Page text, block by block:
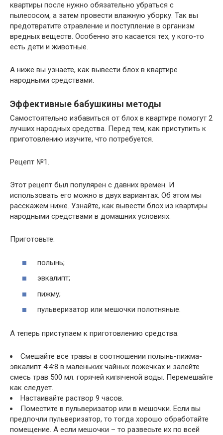
квартиры после нужно обязательно убраться с
пылесосом, а затем провести влажную уборку. Так вы
предотвратите отравление и поступление в организм
вредных веществ. Особенно это касается тех, у кого-то
есть дети и животные.
А ниже вы узнаете, как вывести блох в квартире
народными средствами.
Эффективные бабушкины методы
Самостоятельно избавиться от блох в квартире помогут 2
лучших народных средства. Перед тем, как приступить к
приготовлению изучите, что потребуется.
Рецепт №1.
Этот рецепт был популярен с давних времен. И
использовать его можно в двух вариантах. Об этом мы
расскажем ниже. Узнайте, как вывести блох из квартиры
народными средствами в домашних условиях.
Приготовьте:
полынь;
эвкалипт;
пижму;
пульверизатор или мешочки полотняные.
А теперь приступаем к приготовлению средства.
Смешайте все травы в соотношении полынь-пижма-
эвкалипт 4:4:8 в маленьких чайных ложечках и залейте
смесь трав 500 мл. горячей кипяченой воды. Перемешайте
как следует.
Настаивайте раствор 9 часов.
Поместите в пульверизатор или в мешочки. Если вы
предпочли пульверизатор, то тогда хорошо обработайте
помещение. А если мешочки – то развесьте их по всей